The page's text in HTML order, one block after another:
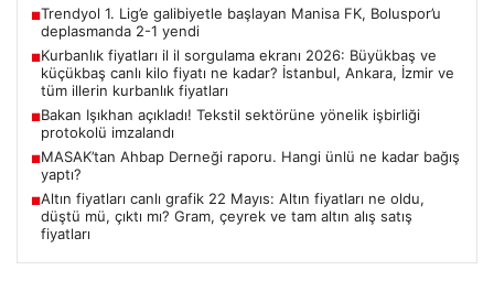
■Trendyol 1. Lig’e galibiyetle başlayan Manisa FK, Boluspor’u
deplasmanda 2-1 yendi
■Kurbanlık fiyatları il il sorgulama ekranı 2026: Büyükbaş ve
küçükbaş canlı kilo fiyatı ne kadar? İstanbul, Ankara, İzmir ve
tüm illerin kurbanlık fiyatları
■Bakan Işıkhan açıkladı! Tekstil sektörüne yönelik işbirliği
protokolü imzalandı
■MASAK’tan Ahbap Derneği raporu. Hangi ünlü ne kadar bağış
yaptı?
■Altın fiyatları canlı grafik 22 Mayıs: Altın fiyatları ne oldu,
düştü mü, çıktı mı? Gram, çeyrek ve tam altın alış satış
fiyatları